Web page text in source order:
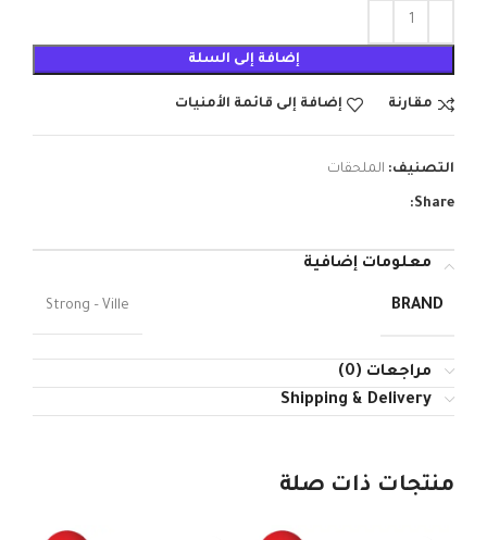
إضافة إلى السلة
مقارنة إضافة إلى قائمة الأمنيات
التصنيف: الملحقات
Share:
معلومات إضافية
BRAND
Strong – Ville
مراجعات (0)
Shipping & Delivery
منتجات ذات صلة